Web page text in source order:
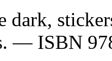
dark,
— ISBN